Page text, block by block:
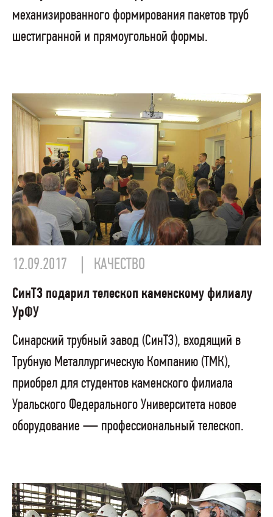
механизированного формирования пакетов труб
шестигранной и прямоугольной формы.
12.09.2017 КАЧЕСТВО
СинТЗ подарил телескоп каменскому филиалу
УрФУ
Синарский трубный завод (СинТЗ), входящий в
Трубную Металлургическую Компанию (ТМК),
приобрел для студентов каменского филиала
Уральского Федерального Университета новое
оборудование — профессиональный телескоп.